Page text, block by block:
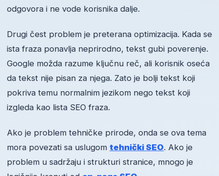
odgovora i ne vode korisnika dalje.
Drugi čest problem je preterana optimizacija. Kada se
ista fraza ponavlja neprirodno, tekst gubi poverenje.
Google možda razume ključnu reč, ali korisnik oseća
da tekst nije pisan za njega. Zato je bolji tekst koji
pokriva temu normalnim jezikom nego tekst koji
izgleda kao lista SEO fraza.
Ako je problem tehničke prirode, onda se ova tema
mora povezati sa uslugom tehnički SEO. Ako je
problem u sadržaju i strukturi stranice, mnogo je